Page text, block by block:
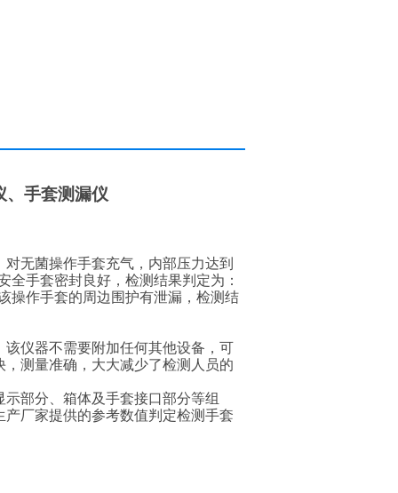
、手套测漏仪
无菌操作手套充气，内部压力达到
全手套密封良好，检测结果判定为：
操作手套的周边围护有泄漏，检测结
仪器不需要附加任何其他设备，可
测量准确，大大减少了检测人员的
部分、箱体及手套接口部分等组
厂家提供的参考数值判定检测手套